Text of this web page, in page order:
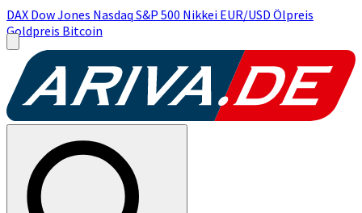
DAX Dow Jones Nasdaq S&P 500 Nikkei EUR/USD Ölpreis
Goldpreis Bitcoin